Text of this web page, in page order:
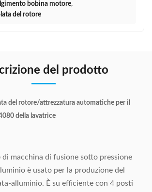
bobina motore,
del rotore
del prodotto
del rotore/attrezzatura automatiche per il
della lavatrice
di macchina di fusione sotto pressione
è usato per la produzione del
alluminio. È su efficiente con 4 posti